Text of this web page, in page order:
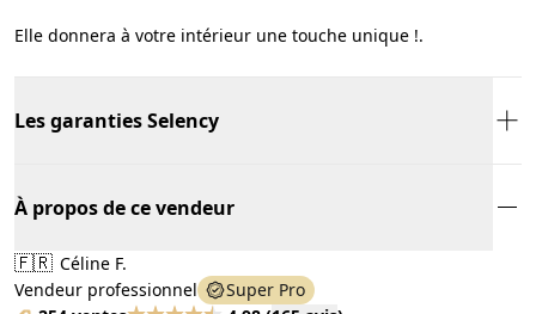
Elle donnera à votre intérieur une touche unique !.
Les garanties Selency
À propos de ce vendeur
🇫🇷 Céline F.
Vendeur professionnel
Super Pro